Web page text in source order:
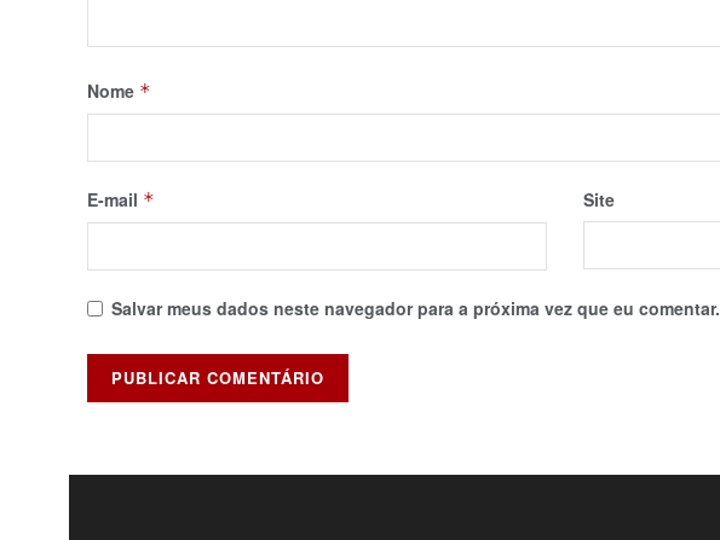
Nome *
E-mail * Site
Salvar meus dados neste navegador para a próxima vez que eu comentar.